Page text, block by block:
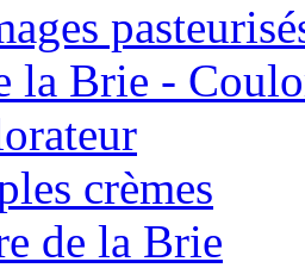
la Brie -
crèmes
de la Brie